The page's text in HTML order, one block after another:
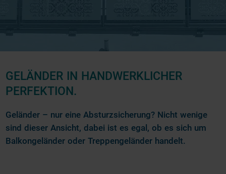
GELÄNDER IN HANDWERKLICHER
PERFEKTION.
Geländer – nur eine Absturzsicherung? Nicht wenige
sind dieser Ansicht, dabei ist es egal, ob es sich um
Balkongeländer oder Treppengeländer handelt.